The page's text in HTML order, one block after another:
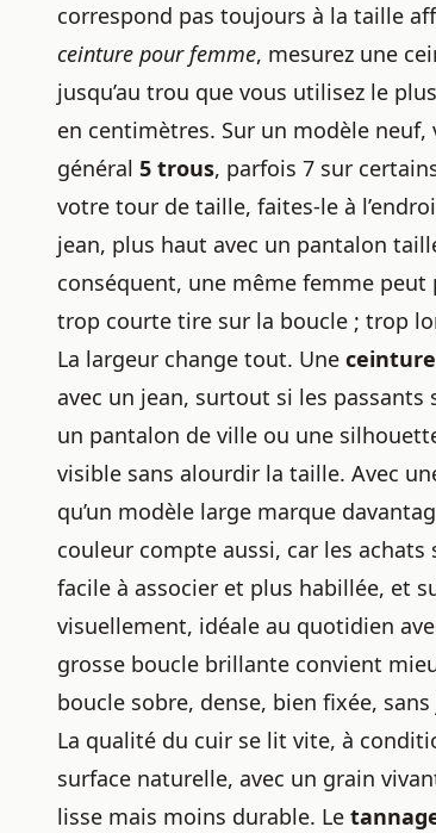
correspond pas toujours à la taille
ceinture pour femme, mesurez une
jusqu’au trou que vous utilisez le
en centimètres. Sur un modèle
général 5 trous, parfois 7 sur
votre tour de taille, faites-le à
jean, plus haut avec un pantalon
conséquent, une même femme
trop courte tire sur la boucle ; trop
La largeur change tout. Une
avec un jean, surtout si les passants
un pantalon de ville ou une
visible sans alourdir la taille. Avec
qu’un modèle large marque
couleur compte aussi, car les
facile à associer et plus habillée, et
visuellement, idéale au quotidien
grosse boucle brillante convient
boucle sobre, dense, bien fixée,
La qualité du cuir se lit vite, à
surface naturelle, avec un grain
lisse mais moins durable. Le